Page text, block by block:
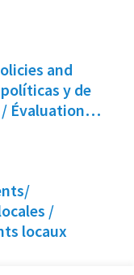
and
y de
Évaluation
/
locaux